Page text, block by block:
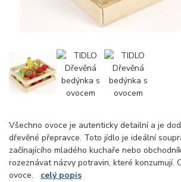
Všechno ovoce je autenticky detailní a je
dřevěné přepravce. Toto jídlo je ideální
začínajícího mladého kuchaře nebo
rozeznávat názvy potravin, které konzumují.
ovoce. celý popis